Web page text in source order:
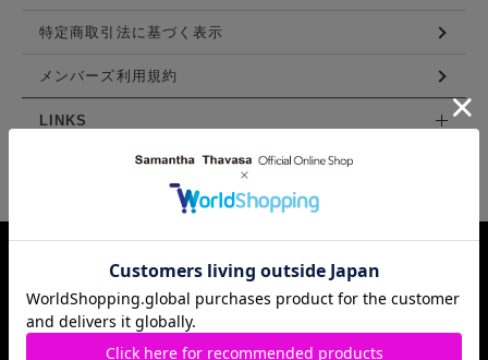
特定商取引法に基づく表示
メンバーズ利用規約
LINKS
Samantha Thavasa Group Info.